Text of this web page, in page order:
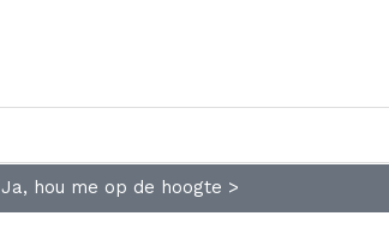
Ja, hou me op de hoogte >